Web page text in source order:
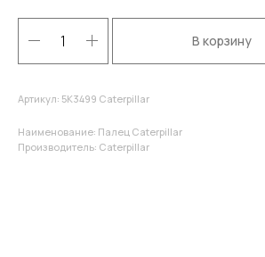
В корзину
Артикул: 5K3499 Caterpillar
Наименование: Палец Caterpillar
Производитель: Caterpillar